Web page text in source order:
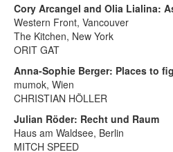
Cory Arcangel and Olia Lialina:
Western Front, Vancouver
The Kitchen, New York
ORIT GAT
Anna-Sophie Berger: Places to
mumok, Wien
CHRISTIAN HÖLLER
Julian Röder: Recht und Raum
Haus am Waldsee, Berlin
MITCH SPEED